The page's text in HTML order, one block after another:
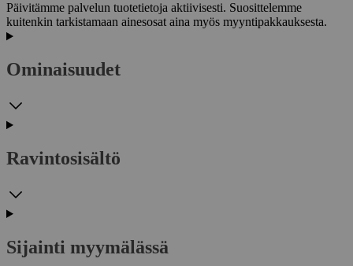
Päivitämme palvelun tuotetietoja aktiivisesti. Suosittelemme
kuitenkin tarkistamaan ainesosat aina myös myyntipakkauksesta.
Ominaisuudet
Ravintosisältö
Sijainti myymälässä